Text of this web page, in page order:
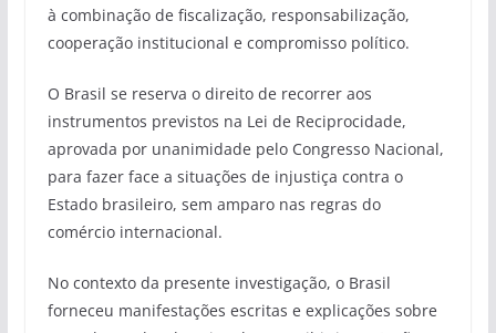
à combinação de fiscalização, responsabilização,
cooperação institucional e compromisso político.
O Brasil se reserva o direito de recorrer aos
instrumentos previstos na Lei de Reciprocidade,
aprovada por unanimidade pelo Congresso Nacional,
para fazer face a situações de injustiça contra o
Estado brasileiro, sem amparo nas regras do
comércio internacional.
No contexto da presente investigação, o Brasil
forneceu manifestações escritas e explicações sobre